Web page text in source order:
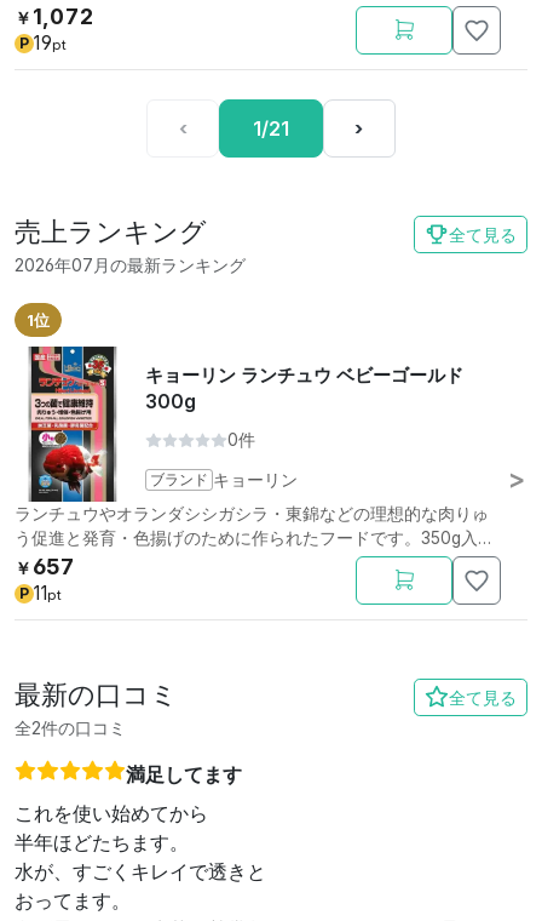
￥ 1,072
P 19pt
‹ 1/21 ›
売上ランキング
2026年07月の最新ランキング
全て見る
1位
キョーリン ランチュウ ベビーゴールド
300g
0件
ブランド キョーリン
ランチュウやオランダシシガシラ・東錦などの理想的な肉りゅ
う促進と発育・色揚げのために作られたフードです。350g入
り。
￥ 657
P 11 pt
最新の口コミ
全2件の口コミ
全て見る
満足してます
これを使い始めてから
半年ほどたちます。
水が、すごくキレイで透きと
おってます。